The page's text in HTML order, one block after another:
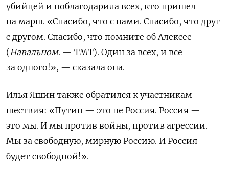
убийцей и поблагодарила всех, кто пришел
на марш. «Спасибо, что с нами. Спасибо, что друг
с другом. Спасибо, что помните об Алексее
(Навальном. — TMT). Один за всех, и все
за одного!», — сказала она.
Илья Яшин также обратился к участникам
шествия: «Путин — это не Россия. Россия —
это мы. И мы против войны, против агрессии.
Мы за свободную, мирную Россию. И Россия
будет свободной!».